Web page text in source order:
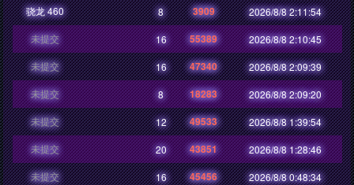
骁龙 460
8 3909
2026/8/8 2:11:54
未提交
16 55389
2026/8/8 2:10:45
未提交
16 47340
2026/8/8 2:09:39
未提交
8 18283
2026/8/8 2:09:20
未提交
12 49533
2026/8/8 1:39:54
未提交
20 43851
2026/8/8 1:28:46
未提交
16 45456
2026/8/8 0:48:34